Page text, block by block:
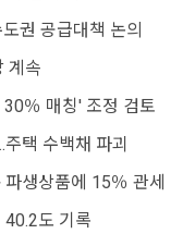
권 공급대책 논의
계속
％ 매칭' 조정 검토
택 수백채 파괴
생상품에 15％ 관세
도 기록